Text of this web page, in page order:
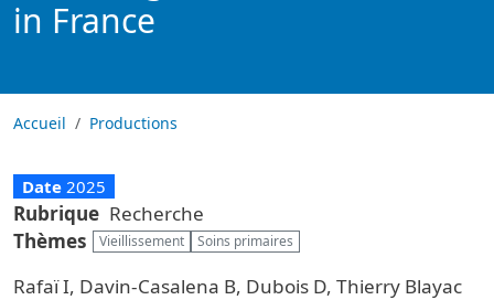
in France
Accueil Productions
Date 2025
Rubrique Recherche
Thèmes
Vieillissement Soins primaires
Rafaï I, Davin-Casalena B, Dubois D, Thierry Blayac